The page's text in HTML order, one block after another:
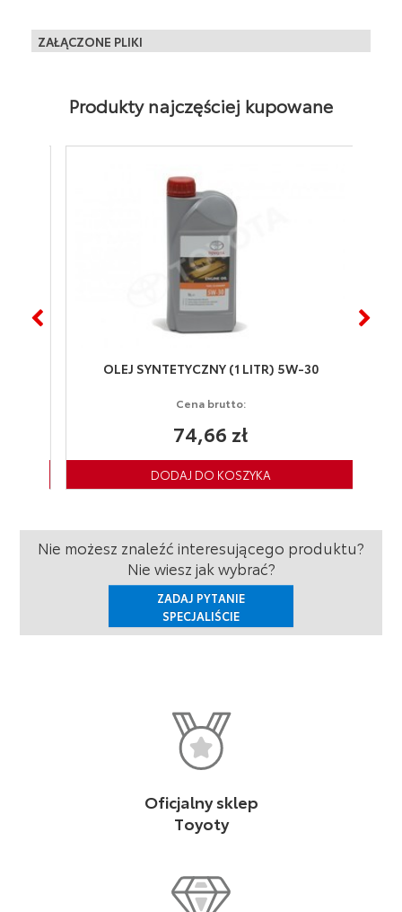
Produkt fabrycznie regenerowany: TAK
ZAŁĄCZONE PLIKI
Produkty najczęściej kupowane
OLEJ SYNTETYCZNY (1 LITR) 5W-30
Cena brutto:
74,66 zł
Nie możesz znaleźć interesującego produktu?
Nie wiesz jak wybrać?
ZADAJ PYTANIE
SPECJALIŚCIE
Oficjalny sklep
Toyoty